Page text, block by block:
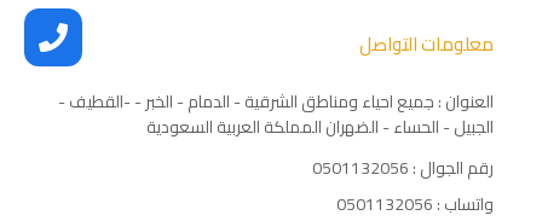
معلومات التواصل
العنوان : جميع احياء ومناطق الشرقية - الدمام - الخبر - -القطيف -
الجبيل - الحساء - الضهران المملكة العربية السعودية
رقم الجوال : 0501132056
واتساب : 0501132056